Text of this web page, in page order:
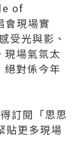
of
現場實
受光與影、
現場氣氛太
絕對係今年
訂閱「思思
更多現場